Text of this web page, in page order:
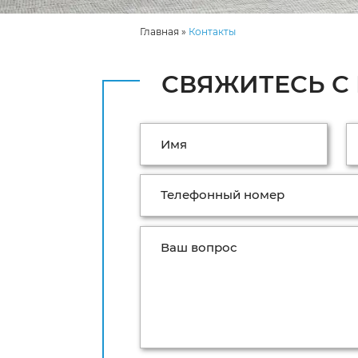
Главная » Контакты
СВЯЖИТЕСЬ